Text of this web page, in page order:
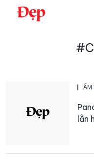
Chuyển
ẨM
lẫn